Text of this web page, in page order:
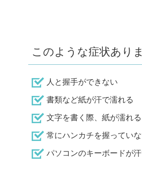
このような症状あり
人と握手ができない
書類など紙が汗で濡れる
文字を書く際、紙が濡れる
常にハンカチを握ってい
パソコンのキーボードが